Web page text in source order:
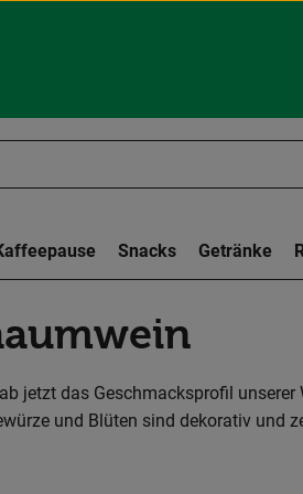
Snacks Getränke
jetzt das Geschmacksprofil
und Blüten sind dekorativ und